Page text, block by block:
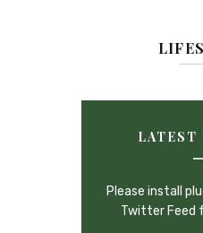
LATEST
Please install
Twitter Feed